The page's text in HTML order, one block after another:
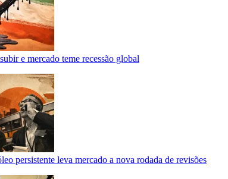
e mercado teme recessão global
persistente leva mercado a nova rodada de revisões